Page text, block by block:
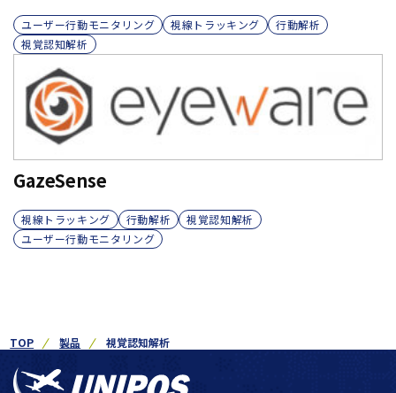
ユーザー行動モニタリング 視線トラッキング
行動解析
視覚認知解析
GazeSense
視線トラッキング 行動解析
視覚認知解析
ユーザー行動モニタリング
TOP 製品 視覚認知解析